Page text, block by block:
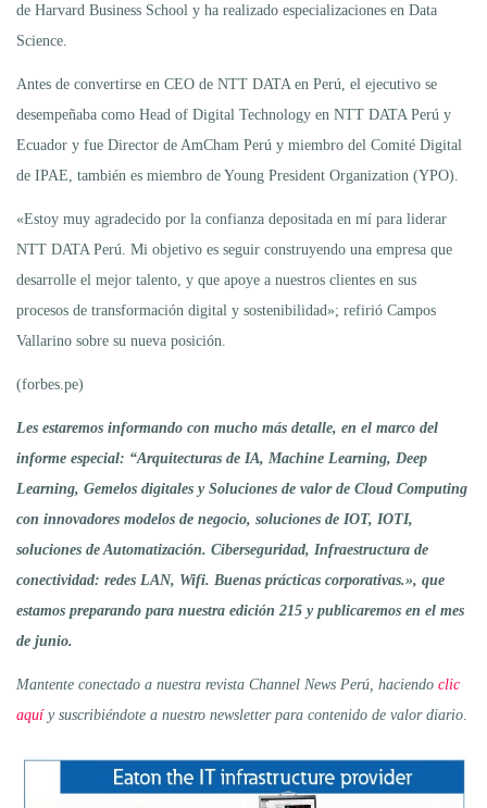
de Harvard Business School y ha realizado especializaciones en Data
Science.
Antes de convertirse en CEO de NTT DATA en Perú, el ejecutivo se
desempeñaba como Head of Digital Technology en NTT DATA Perú y
Ecuador y fue Director de AmCham Perú y miembro del Comité Digital
de IPAE, también es miembro de Young President Organization (YPO).
«Estoy muy agradecido por la confianza depositada en mí para liderar
NTT DATA Perú. Mi objetivo es seguir construyendo una empresa que
desarrolle el mejor talento, y que apoye a nuestros clientes en sus
procesos de transformación digital y sostenibilidad»; refirió Campos
Vallarino sobre su nueva posición.
(forbes.pe)
Les estaremos informando con mucho más detalle, en el marco del
informe especial: “Arquitecturas de IA, Machine Learning, Deep
Learning, Gemelos digitales y Soluciones de valor de Cloud Computing
con innovadores modelos de negocio, soluciones de IOT, IOTI,
soluciones de Automatización. Ciberseguridad, Infraestructura de
conectividad: redes LAN, Wifi. Buenas prácticas corporativas.», que
estamos preparando para nuestra edición 215 y publicaremos en el mes
de junio.
Mantente conectado a nuestra revista Channel News Perú, haciendo clic
aquíy suscribiéndote a nuestro newsletter para contenido de valor diario